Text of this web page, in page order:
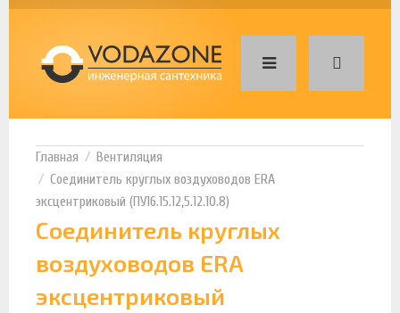
Вентиляция
Соединитель круглых воздуховодов ERA
эксцентриковый (ПУ16.15.12,5.12.10.8)
Соединитель круглых
воздуховодов ERA
эксцентриковый